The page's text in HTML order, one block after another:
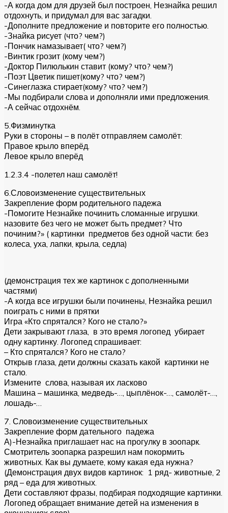
-А когда дом для друзей был построен, Незнайка решил
отдохнуть, и придумал для вас загадки.
-Дополните предложение и повторите его полностью.
-Знайка рисует (что? чем?)
-Пончик намазывает( что? чем?)
-Винтик грозит (кому чем?)
-Доктор Пилюлькин ставит (кому? что? чем?)
-Поэт Цветик пишет(кому? что? чем?)
-Синеглазка стирает(кому? что? чем?)
-Мы подбирали слова и дополняли ими предложения.
-А сейчас отдохнём.
5.Физминутка
Руки в стороны – в полёт отправляем самолёт:
Правое крыло вперёд.
Левое крыло вперёд
1.2.3.4 -полетел наш самолёт!
6.Словоизменение существительных
Закрепление форм родительного падежа
-Помогите Незнайке починить сломанные игрушки.
назовите без чего не может быть предмет? Что
починим?» ( картинки предметов без одной части: без
колеса, уха, лапки, крыла, седла)
(демонстрация тех же картинок с дополненными
частями)
-А когда все игрушки были починены, Незнайка решил
поиграть с ними в прятки
Игра «Кто спрятался? Кого не стало?»
Дети закрывают глаза, в это время логопед убирает
одну картинку. Логопед спрашивает:
– Кто спрятался? Кого не стало?
Открыв глаза, дети должны сказать какой картинки не
стало.
Измените слова, называя их ласково
Машина – машинка, медведь-…, цыплёнок-…, самолёт-…,
лошадь-…
7. Словоизменение существительных
Закрепление форм дательного падежа
А)-Незнайка приглашает нас на прогулку в зоопарк.
Смотритель зоопарка разрешил нам покормить
животных. Как вы думаете, кому какая еда нужна?
(Демонстрация двух видов картинок: 1 ряд- животные, 2
ряд – еда для животных.
Дети составляют фразы, подбирая подходящие картинки.
Логопед обращает внимание детей на изменения в